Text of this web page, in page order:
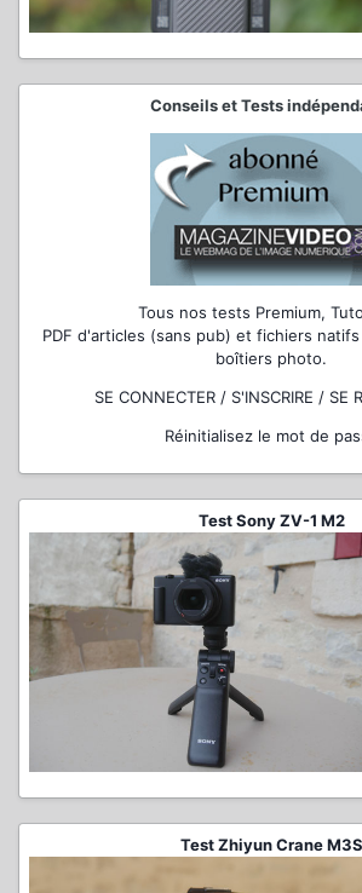
Conseils et Tests
Tous nos tests Premium,
PDF d'articles (sans pub) et fichiers
boîtiers photo.
SE CONNECTER / S'INSCRIRE / SE
Réinitialisez le mot de
Test Sony ZV-1 M2
Test Zhiyun Crane M3S